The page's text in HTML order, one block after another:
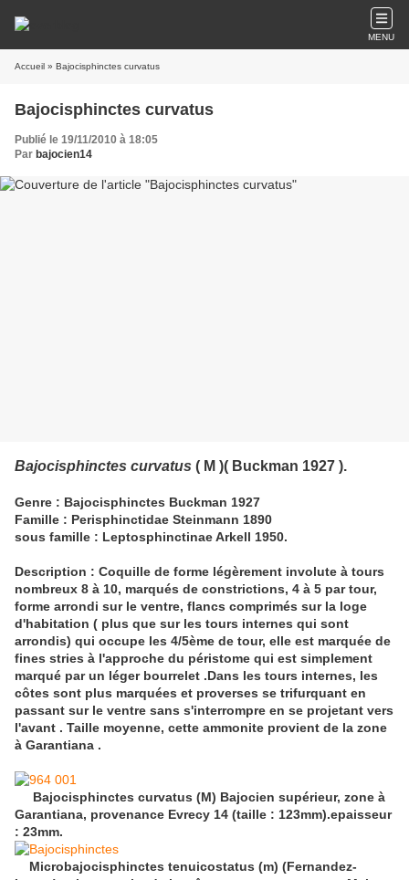
MENU
Accueil » Bajocisphinctes curvatus
Bajocisphinctes curvatus
Publié le 19/11/2010 à 18:05
Par bajocien14
Bajocisphinctes curvatus ( M )( Buckman 1927 ).
Genre : Bajocisphinctes Buckman 1927
Famille : Perisphinctidae Steinmann 1890
sous famille : Leptosphinctinae Arkell 1950.
Description : Coquille de forme légèrement involute à tours
nombreux 8 à 10, marqués de constrictions, 4 à 5 par tour,
forme arrondi sur le ventre, flancs comprimés sur la loge
d'habitation ( plus que sur les tours internes qui sont
arrondis) qui occupe les 4/5ème de tour, elle est marquée de
fines stries à l'approche du péristome qui est simplement
marqué par un léger bourrelet .Dans les tours internes, les
côtes sont plus marquées et proverses se trifurquant en
passant sur le ventre sans s'interrompre en se projetant vers
l'avant . Taille moyenne, cette ammonite provient de la zone
à Garantiana .
Bajocisphinctes curvatus (M) Bajocien supérieur, zone à
Garantiana, provenance Evrecy 14 (taille : 123mm).epaisseur
: 23mm.
Microbajocisphinctes tenuicostatus (m) (Fernandez-